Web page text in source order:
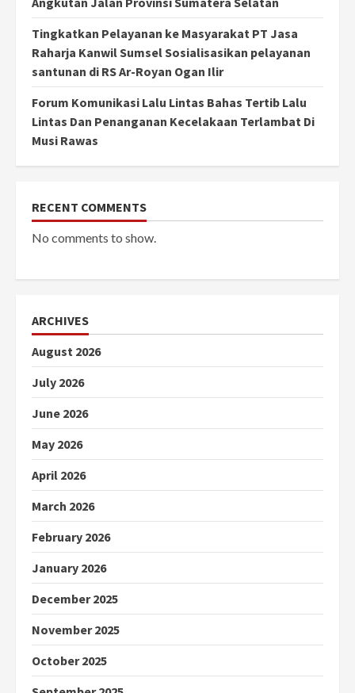
Tingkatkan Pelayanan ke Masyarakat PT Jasa
Raharja Kanwil Sumsel Sosialisasikan pelayanan
santunan di RS Ar-Royan Ogan Ilir
Forum Komunikasi Lalu Lintas Bahas Tertib Lalu
Lintas Dan Penanganan Kecelakaan Terlambat Di
Musi Rawas
RECENT COMMENTS
No comments to show.
ARCHIVES
August 2026
July 2026
June 2026
May 2026
April 2026
March 2026
February 2026
January 2026
December 2025
November 2025
October 2025